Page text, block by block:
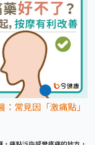
常見因「激痛點」